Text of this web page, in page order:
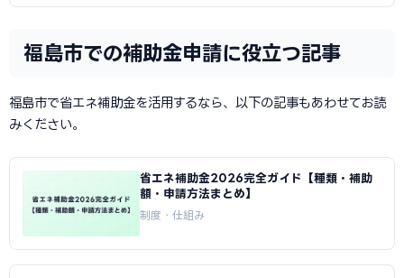
福島市での補助金申請に役立つ記事
福島市で省エネ補助金を活用するなら、以下の記事もあわせてお読
みください。
省エネ補助金2026完全ガイド【種類・補助
額・申請方法まとめ】
制度・仕組み